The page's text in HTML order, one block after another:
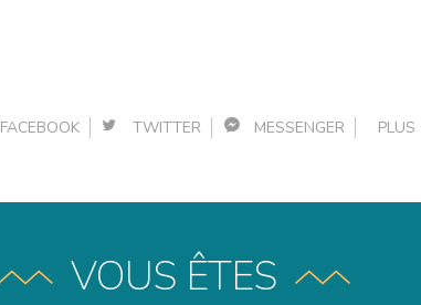
FACEBOOK TWITTER MESSENGER
VOUS ÊTES